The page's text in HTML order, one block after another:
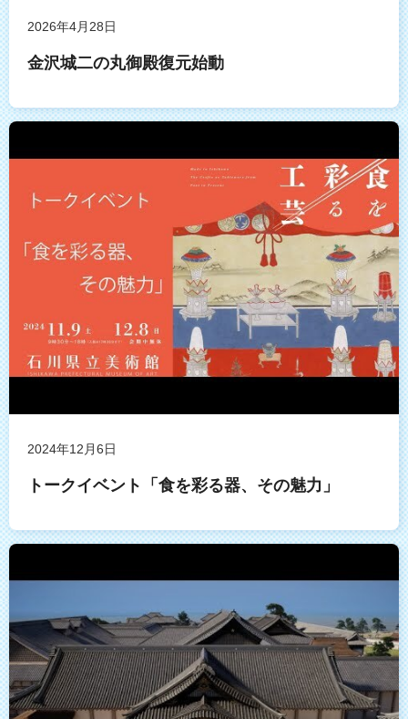
2026年4月28日
金沢城二の丸御殿復元始動
2024年12月6日
トークイベント「食を彩る器、その魅力」